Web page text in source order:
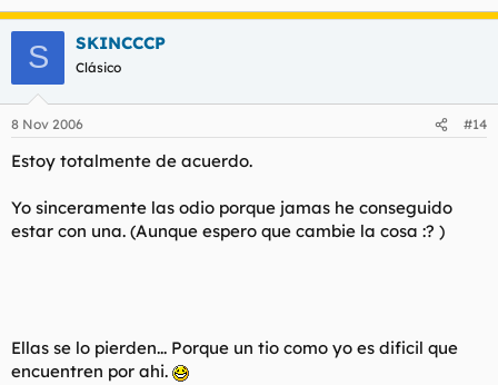
S SKINCCCP
Clásico
8 Nov 2006 #14
Estoy totalmente de acuerdo.
Yo sinceramente las odio porque jamas he conseguido
estar con una. (Aunque espero que cambie la cosa :? )
Ellas se lo pierden... Porque un tio como yo es dificil que
encuentren por ahi.